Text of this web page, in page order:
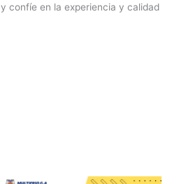
y confíe en la experiencia y calidad